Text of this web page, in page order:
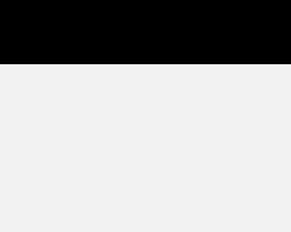
Rede Municipal de Niterói